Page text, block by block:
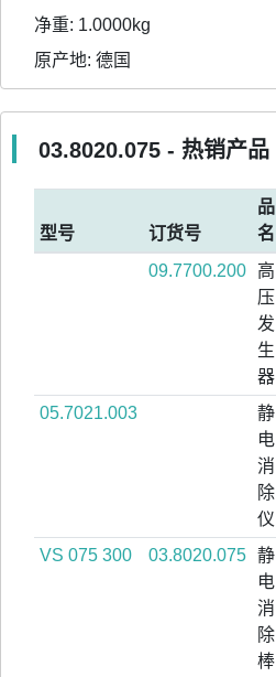
净重: 1.0000kg
原产地: 德国
03.8020.075 - 热销产品
型号 订货号
品
名
09.7700.200
高
压
发
生
器
05.7021.003
静
电
消
除
仪
VS 075 300 03.8020.075
静
电
消
除
棒